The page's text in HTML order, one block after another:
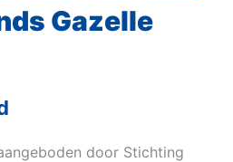
Gazelle
door Stichting